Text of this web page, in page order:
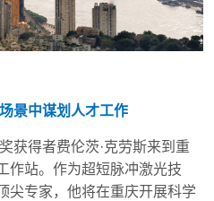
景中谋划人才工作
获得者费伦茨·克劳斯来到重
作站。作为超短脉冲激光技
尖专家，他将在重庆开展科学